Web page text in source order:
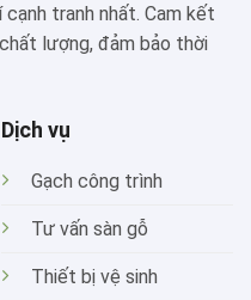
tranh nhất. Cam kết
lượng, đảm bảo thời
Dịch vụ
Gạch công trình
Tư vấn sàn gỗ
Thiết bị vệ sinh